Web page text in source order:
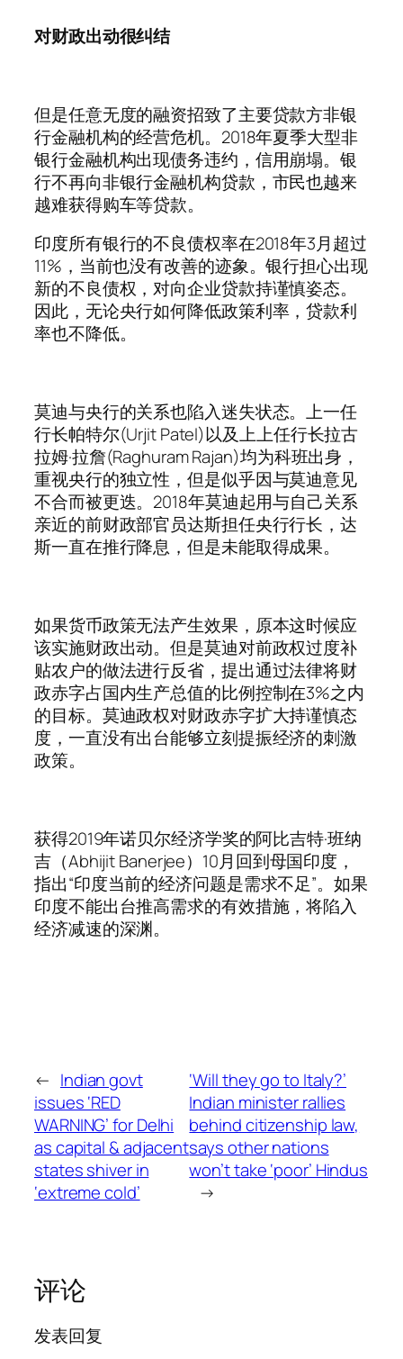
对财政出动很纠结
但是任意无度的融资招致了主要贷款方非银
行金融机构的经营危机。2018年夏季大型非
银行金融机构出现债务违约，信用崩塌。银
行不再向非银行金融机构贷款，市民也越来
越难获得购车等贷款。
印度所有银行的不良债权率在2018年3月超过
11%，当前也没有改善的迹象。银行担心出现
新的不良债权，对向企业贷款持谨慎姿态。
因此，无论央行如何降低政策利率，贷款利
率也不降低。
莫迪与央行的关系也陷入迷失状态。上一任
行长帕特尔(Urjit Patel)以及上上任行长拉古
拉姆·拉詹(Raghuram Rajan)均为科班出身，
重视央行的独立性，但是似乎因与莫迪意见
不合而被更迭。2018年莫迪起用与自己关系
亲近的前财政部官员达斯担任央行行长，达
斯一直在推行降息，但是未能取得成果。
如果货币政策无法产生效果，原本这时候应
该实施财政出动。但是莫迪对前政权过度补
贴农户的做法进行反省，提出通过法律将财
政赤字占国内生产总值的比例控制在3%之内
的目标。莫迪政权对财政赤字扩大持谨慎态
度，一直没有出台能够立刻提振经济的刺激
政策。
获得2019年诺贝尔经济学奖的阿比吉特·班纳
吉（Abhijit Banerjee）10月回到母国印度，
指出“印度当前的经济问题是需求不足”。如果
印度不能出台推高需求的有效措施，将陷入
经济减速的深渊。
← Indian govt
issues ‘RED
WARNING’ for Delhi
as capital & adjacent
states shiver in
‘extreme cold’
‘Will they go to Italy?’
Indian minister rallies
behind citizenship law,
says other nations
won’t take ‘poor’ Hindus
→
评论
发表回复